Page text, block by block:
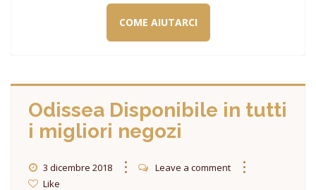
COME AIUTARCI
Odissea Disponibile in tutti
i migliori negozi
3 dicembre 2018
Leave a comment
Like